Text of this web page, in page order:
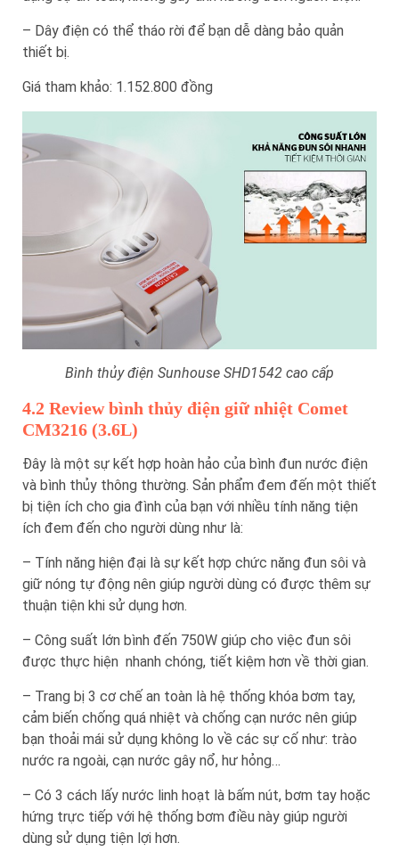
– Dây điện có thể tháo rời để bạn dễ dàng bảo quản
thiết bị.
Giá tham khảo: 1.152.800 đồng
Bình thủy điện Sunhouse SHD1542 cao cấp
4.2 Review bình thủy điện giữ nhiệt Comet
CM3216 (3.6L)
Đây là một sự kết hợp hoàn hảo của bình đun nước điện
và bình thủy thông thường. Sản phẩm đem đến một thiết
bị tiện ích cho gia đình của bạn với nhiều tính năng tiện
ích đem đến cho người dùng như là:
– Tính năng hiện đại là sự kết hợp chức năng đun sôi và
giữ nóng tự động nên giúp người dùng có được thêm sự
thuận tiện khi sử dụng hơn.
– Công suất lớn bình đến 750W giúp cho việc đun sôi
được thực hiện nhanh chóng, tiết kiệm hơn về thời gian.
– Trang bị 3 cơ chế an toàn là hệ thống khóa bơm tay,
cảm biến chống quá nhiệt và chống cạn nước nên giúp
bạn thoải mái sử dụng không lo về các sự cố như: trào
nước ra ngoài, cạn nước gây nổ, hư hỏng…
– Có 3 cách lấy nước linh hoạt là bấm nút, bơm tay hoặc
hứng trực tiếp với hệ thống bơm điều này giúp người
dùng sử dụng tiện lợi hơn.